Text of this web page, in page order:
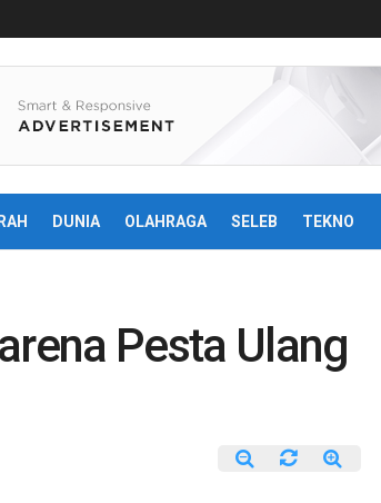
DUNIA OLAHRAGA SELEB TEKNO
Pesta Ulang